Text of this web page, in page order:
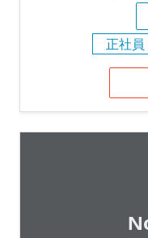
正社員